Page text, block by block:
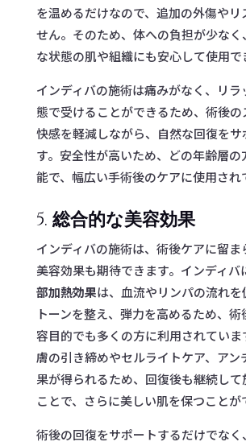
を温めるだけなので、追加の外傷やリ
せん。そのため、体への負担が少な
な状態の肌や組織にも安心して使用で
インディバの施術は痛みがなく、リラ
態で受けることができるため、術後
快感を軽減しながら、自然な回復をサ
す。安全性が高いため、どの年齢層の
能で、幅広い手術後のケアに使用され
5. 総合的な美容効果
インディバの施術は、術後ケアに留ま
美容効果も期待できます。インディバ
部加熱効果は、血流やリンパの流れ
トーンを整え、弾力を高めるため、
容目的でも多くの方に利用されていま
膚の引き締めやセルライトケア、アン
果が得られるため、回復後も継続して
ことで、さらに美しい肌を保つことが
術後の回復をサポートするだけでなく